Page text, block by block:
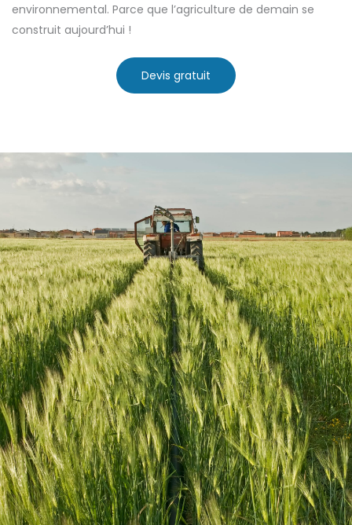
environnemental. Parce que l’agriculture de demain se
construit aujourd’hui !
Devis gratuit